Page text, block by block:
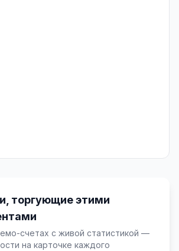
торгующие этими
счетах с живой статистикой —
на карточке каждого